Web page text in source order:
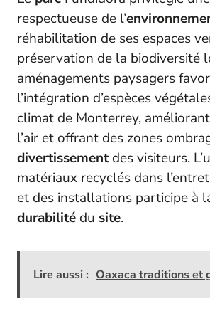
respectueuse de l’
réhabilitation de ses espaces
préservation de la biodiversité
aménagements paysagers
l’intégration d’espèces
climat de Monterrey,
l’air et offrant des zones
divertissementdes visiteurs.
matériaux recyclés dans
et des installations participe à
durabilité du site.
Lire aussi : Oaxaca traditions et